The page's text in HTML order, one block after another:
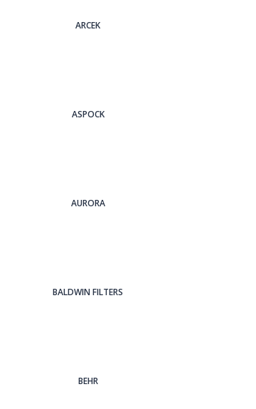
ARCEK
ASPOCK
AURORA
BALDWIN FILTERS
BEHR